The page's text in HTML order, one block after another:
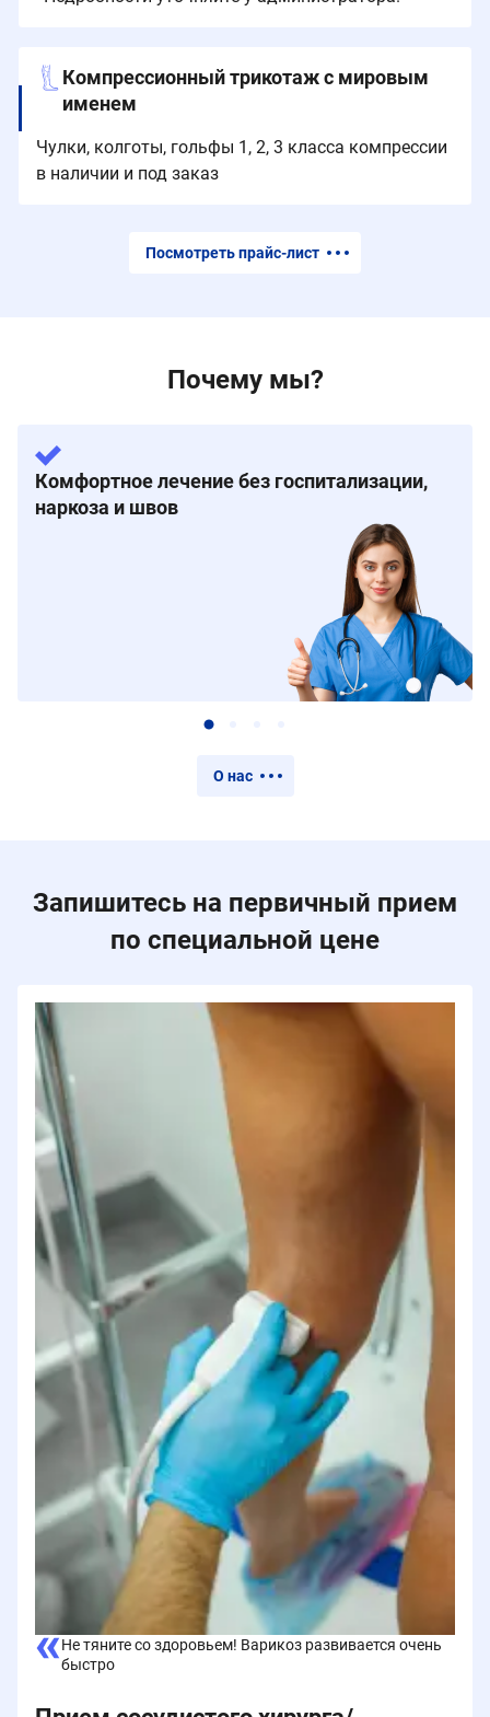
Компрессионный трикотаж с мировым
именем
Чулки, колготы, гольфы 1, 2, 3 класса компрессии
в наличии и под заказ
Посмотреть прайс-лист
Почему мы?
Комфортное лечение без госпитализации,
наркоза и швов
О нас
Запишитесь на первичный прием
по специальной цене
Не тяните со здоровьем! Варикоз развивается очень
быстро